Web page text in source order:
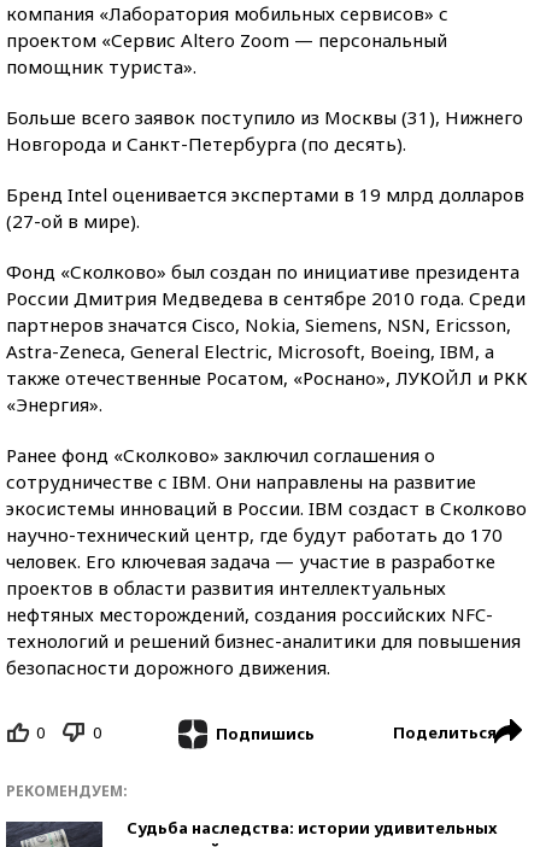
компания «Лаборатория мобильных сервисов» с
проектом «Сервис Altero Zoom — персональный
помощник туриста».
Больше всего заявок поступило из Москвы (31), Нижнего
Новгорода и Санкт-Петербурга (по десять).
Бренд Intel оценивается экспертами в 19 млрд долларов
(27-ой в мире).
Фонд «Сколково» был создан по инициативе президента
России Дмитрия Медведева в сентябре 2010 года. Среди
партнеров значатся Cisco, Nokia, Siemens, NSN, Ericsson,
Astra-Zeneca, General Electric, Microsoft, Boeing, IBM, а
также отечественные Росатом, «Роснано», ЛУКОЙЛ и РКК
«Энергия».
Ранее фонд «Сколково» заключил соглашения о
сотрудничестве с IBM. Они направлены на развитие
экосистемы инноваций в России. IBM создаст в Сколково
научно-технический центр, где будут работать до 170
человек. Его ключевая задача — участие в разработке
проектов в области развития интеллектуальных
нефтяных месторождений, создания российских NFC-
технологий и решений бизнес-аналитики для повышения
безопасности дорожного движения.
0 0 Подпишись Поделиться
РЕКОМЕНДУЕМ:
Судьба наследства: истории удивительных